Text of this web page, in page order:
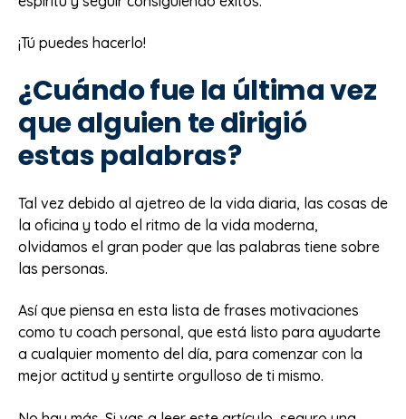
¡Tú puedes hacerlo!
¿Cuándo fue la última vez
que alguien te dirigió
estas palabras?
Tal vez debido al ajetreo de la vida diaria, las cosas de
la oficina y todo el ritmo de la vida moderna,
olvidamos el gran poder que las palabras tiene sobre
las personas.
Así que piensa en esta lista de frases motivaciones
como tu coach personal, que está listo para ayudarte
a cualquier momento del día, para comenzar con la
mejor actitud y sentirte orgulloso de ti mismo.